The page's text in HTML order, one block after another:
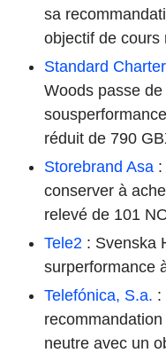
sa
objectif de cours
Standard
Woods passe
réduit de 790
Storebrand Asa
conserver à
relevé de 101
Tele2 : Svenska
surperformance
Telefónica, S.a. :
neutre avec un